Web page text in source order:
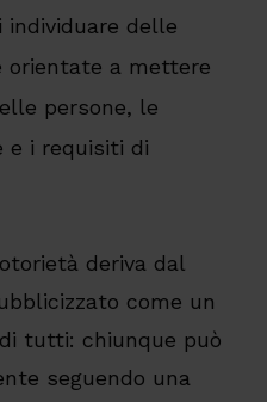
individuare delle
orientate a mettere
persone, le
e i requisiti di
deriva dal
come un
tutti: chiunque può
seguendo una